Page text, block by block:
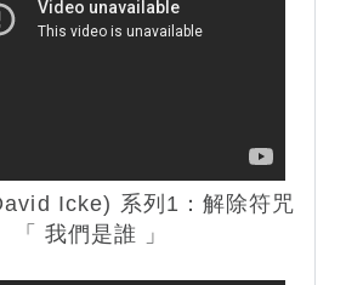
Icke) 系列1：解除符咒
「 我們是誰 」